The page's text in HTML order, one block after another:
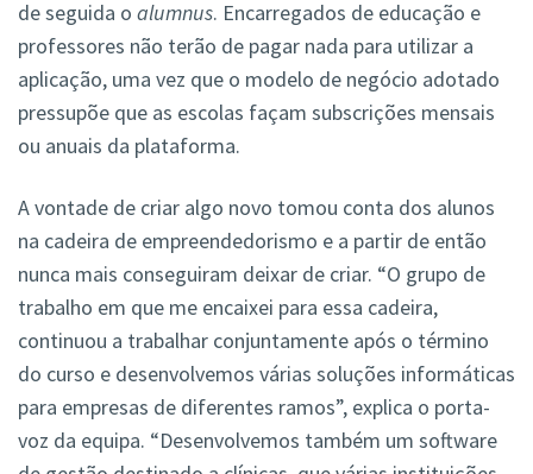
de seguida o alumnus. Encarregados de educação e
professores não terão de pagar nada para utilizar a
aplicação, uma vez que o modelo de negócio adotado
pressupõe que as escolas façam subscrições mensais
ou anuais da plataforma.
A vontade de criar algo novo tomou conta dos alunos
na cadeira de empreendedorismo e a partir de então
nunca mais conseguiram deixar de criar. “O grupo de
trabalho em que me encaixei para essa cadeira,
continuou a trabalhar conjuntamente após o término
do curso e desenvolvemos várias soluções informáticas
para empresas de diferentes ramos”, explica o porta-
voz da equipa. “Desenvolvemos também um software